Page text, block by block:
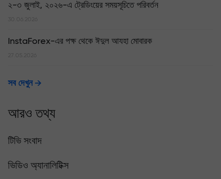
২-৩ জুলাই, ২০২৬-এ ট্রেডিংয়ের সময়সূচিতে পরিবর্তন
30.06.2026
InstaForex-এর পক্ষ থেকে ঈদুল আযহা মোবারক
27.05.2026
সব দেখুন
আরও তথ্য
টিভি সংবাদ
ভিডিও অ্যানালিটিক্স